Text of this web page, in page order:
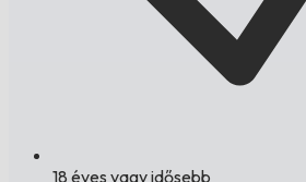
18 éves vagy idősebb